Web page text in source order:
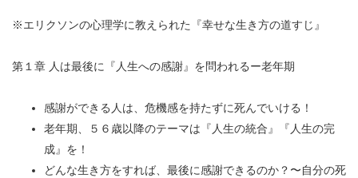
※エリクソンの心理学に教えられた『幸せな生き方の道すじ』
第１章 人は最後に『人生への感謝』を問われるー老年期
感謝ができる人は、危機感を持たずに死んでいける！
老年期、５６歳以降のテーマは『人生の統合』『人生の完
成』を！
どんな生き方をすれば、最後に感謝できるのか？〜自分の死